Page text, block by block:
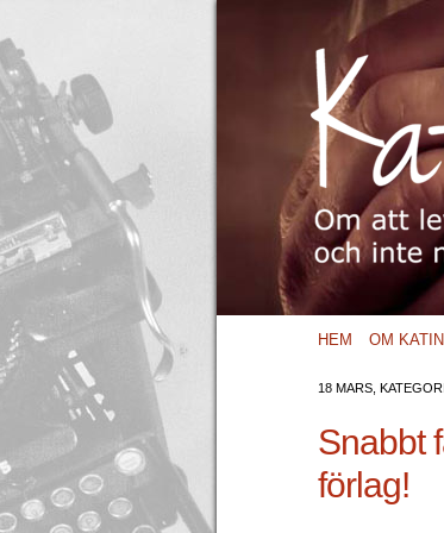
HEM OM
18 MARS,
Snabbt
förlag!